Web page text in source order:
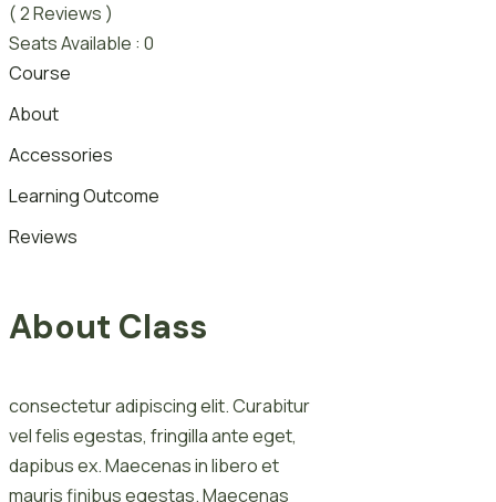
( 2 Reviews )
SeatsAvailable : 0
Course
About
Accessories
Learning Outcome
Reviews
About Class
consectetur adipiscing elit. Curabitur
vel felis egestas, fringilla ante eget,
dapibus ex. Maecenas in libero et
mauris finibus egestas. Maecenas